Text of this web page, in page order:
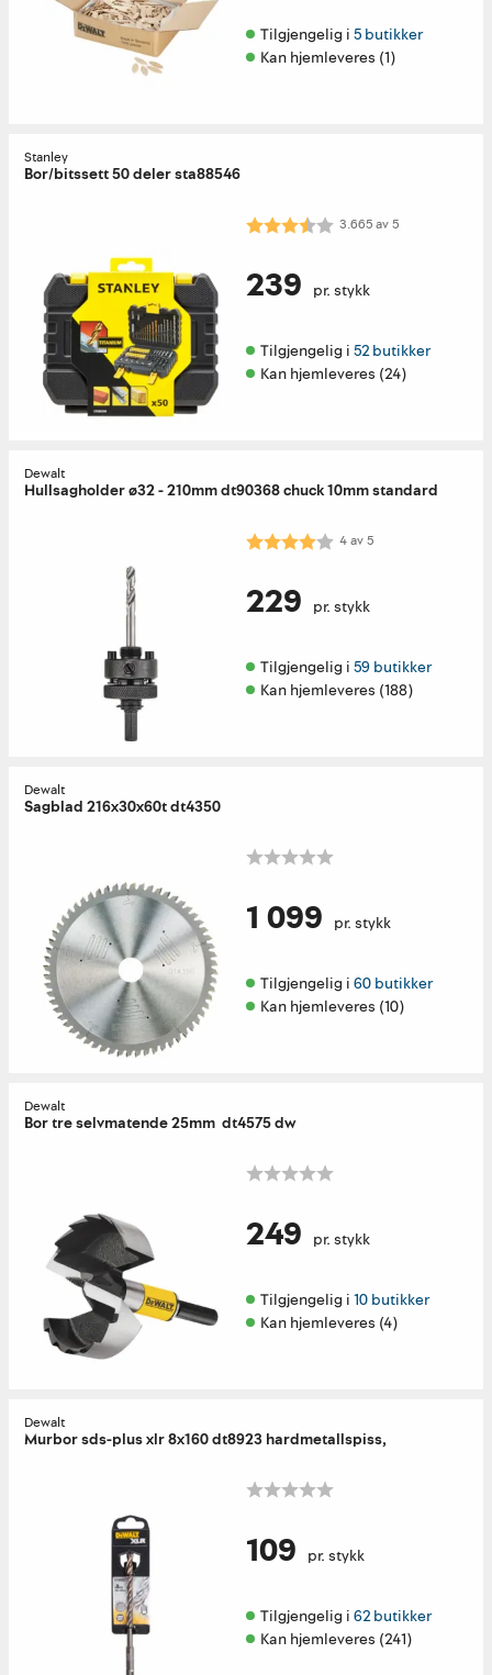
Tilgjengelig i 5 butikker
Kan hjemleveres (1)
Stanley
Bor/bitssett 50 deler sta88546
Karakter: 3.7 av 5 mulige
3.665av5
239 pr. stykk
Tilgjengelig i 52 butikker
Kan hjemleveres (24)
Dewalt
Hullsagholder ø32 - 210mm dt90368 chuck 10mm standard
Karakter: 4.0 av 5 mulige
4av5
229 pr. stykk
Tilgjengelig i 59 butikker
Kan hjemleveres (188)
Dewalt
Sagblad 216x30x60t dt4350
1 099 pr. stykk
Tilgjengelig i 60 butikker
Kan hjemleveres (10)
Dewalt
Bor tre selvmatende 25mm dt4575 dw
249 pr. stykk
Tilgjengelig i 10 butikker
Kan hjemleveres (4)
Dewalt
Murbor sds-plus xlr 8x160 dt8923 hardmetallspiss,
109 pr. stykk
Tilgjengelig i 62 butikker
Kan hjemleveres (241)